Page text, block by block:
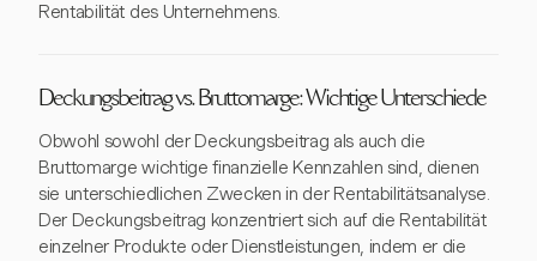
Rentabilität des Unternehmens.
Deckungsbeitrag vs. Bruttomarge: Wichtige Unterschiede
Obwohl sowohl der Deckungsbeitrag als auch die
Bruttomarge wichtige finanzielle Kennzahlen sind, dienen
sie unterschiedlichen Zwecken in der Rentabilitätsanalyse.
Der Deckungsbeitrag konzentriert sich auf die Rentabilität
einzelner Produkte oder Dienstleistungen, indem er die